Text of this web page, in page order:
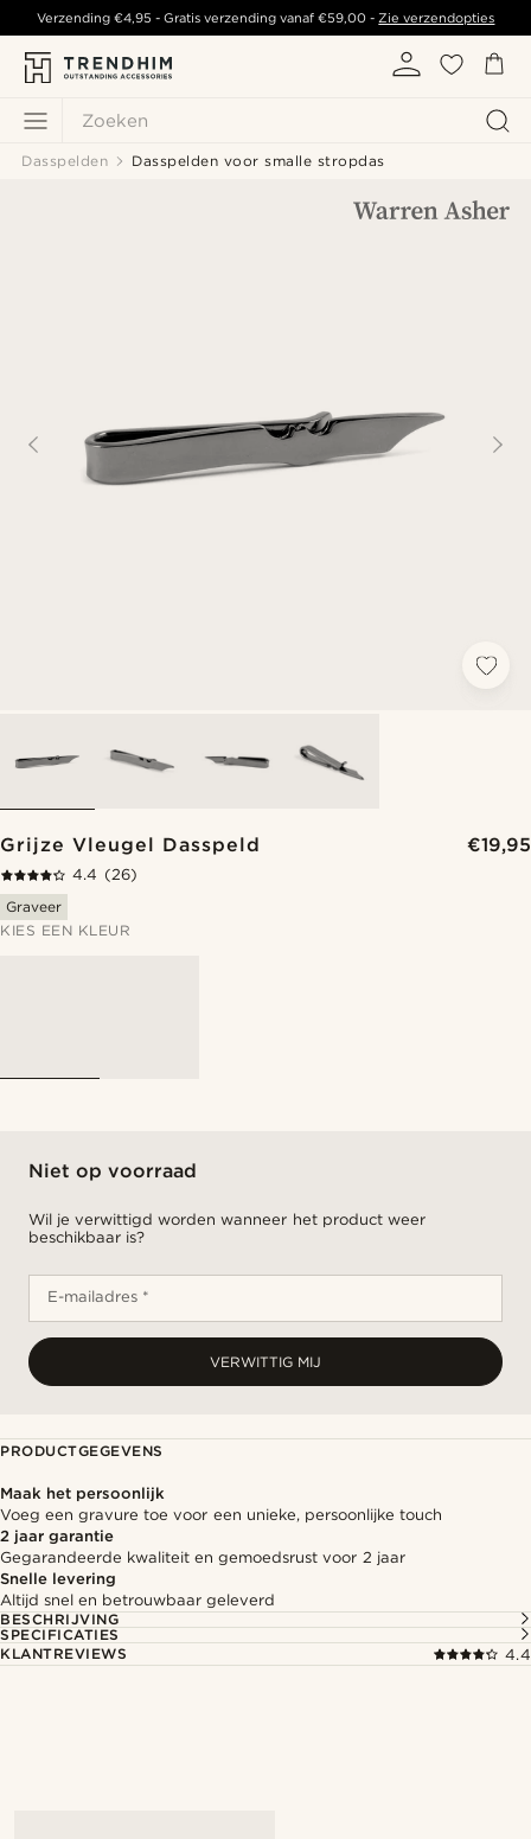
Zoeken
Verzending €4,95 - Gratis verzending vanaf€59,00 -Zie verzendopties
Dasspelden Dasspelden voor smalle stropdas
Grijze Vleugel Dasspeld €19,95
4.4 (26)
Graveer
KIES EEN KLEUR
Niet op voorraad
Wil je verwittigd worden wanneer het product weer
beschikbaar is?
E-mailadres *
VERWITTIG MIJ
PRODUCTGEGEVENS
Maak het persoonlijk
Voeg een gravure toe voor een unieke, persoonlijke touch
2 jaar garantie
Gegarandeerde kwaliteit en gemoedsrust voor 2 jaar
Snelle levering
Altijd snel en betrouwbaar geleverd
BESCHRIJVING
SPECIFICATIES
KLANTREVIEWS
4.4